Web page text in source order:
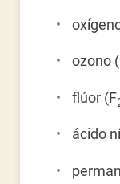
ozono
flúor (F
ácido